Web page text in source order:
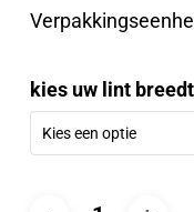
kies uw lint
Kies een optie